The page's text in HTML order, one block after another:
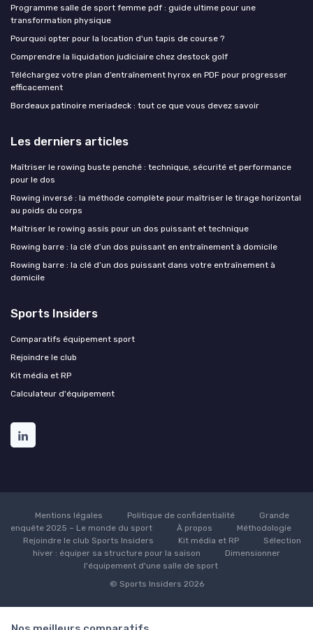
Programme salle de sport femme pdf : guide ultime pour une
transformation physique
Pourquoi opter pour la location d'un tapis de course ?
Comprendre la liquidation judiciaire chez destock golf
Téléchargez votre plan d’entraînement hyrox en PDF pour progresser
efficacement
Bordeaux patinoire meriadeck : tout ce que vous devez savoir
Les derniers articles
Maîtriser le rowing buste penché : technique, sécurité et performance
pour le dos
Rowing inversé : la méthode complète pour maîtriser le tirage horizontal
au poids du corps
Maîtriser le rowing assis pour un dos puissant et technique
Rowing barre : la clé d’un dos puissant en entraînement à domicile
Rowing barre : la clé d’un dos puissant dans votre entraînement à
domicile
Sports Insiders
Comparatifs équipement sport
Rejoindre le club
Kit média et RP
Calculateur d'équipement
Mentions légales Politique de confidentialité
Grande
enquête 2025 – Le monde du sport
À propos
Méthodologie
Rejoindre le club Sports Insiders
Kit média et RP
Sélection
hiver : équiper sa structure pour la saison
Dimensionner
l'équipement d'une salle de sport
© Sports Insiders 2026